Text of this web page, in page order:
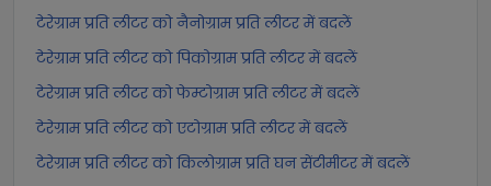
टेरेग्राम प्रति लीटर को नैनोग्राम प्रति लीटर में बदलें
टेरेग्राम प्रति लीटर को पिकोग्राम प्रति लीटर में बदलें
टेरेग्राम प्रति लीटर को फेम्टोग्राम प्रति लीटर में बदलें
टेरेग्राम प्रति लीटर को एटोग्राम प्रति लीटर में बदलें
टेरेग्राम प्रति लीटर को किलोग्राम प्रति घन सेंटीमीटर में बदलें